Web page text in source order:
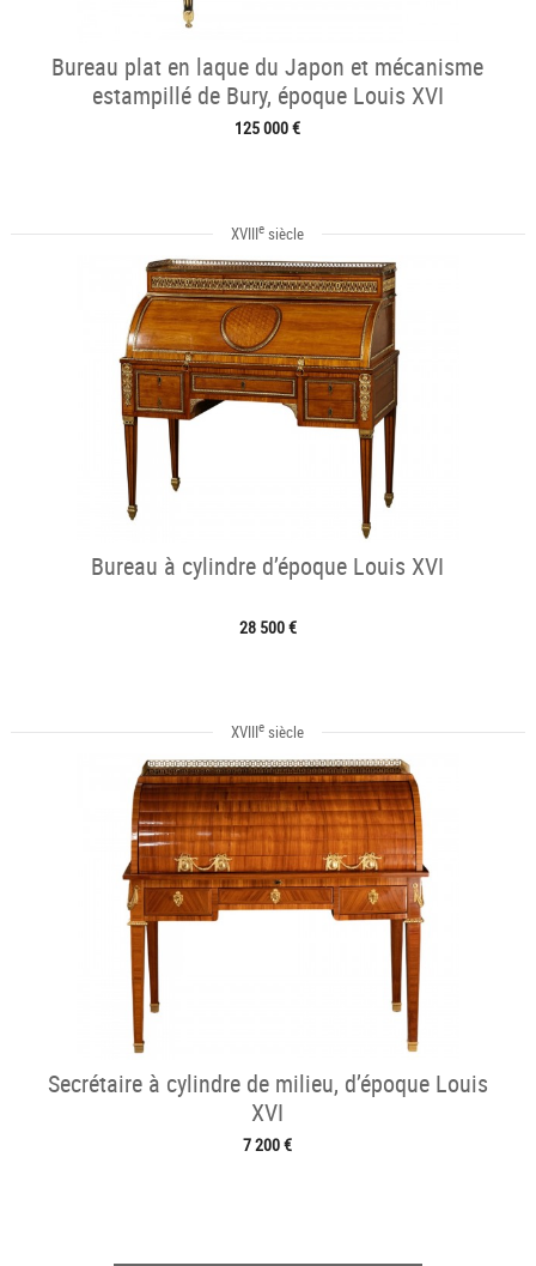
Bureau plat en laque du Japon et mécanisme
estampillé de Bury, époque Louis XVI
125 000 €
XVIIIe siècle
Bureau à cylindre d’époque Louis XVI
28 500 €
XVIIIe siècle
Secrétaire à cylindre de milieu, d’époque Louis
XVI
7 200 €